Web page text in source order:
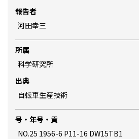
報告者
河田幸三
所属
科学研究所
出典
自転車生産技術
号・年号・貢
NO.25 1956-6 P11-16 DW15TB1